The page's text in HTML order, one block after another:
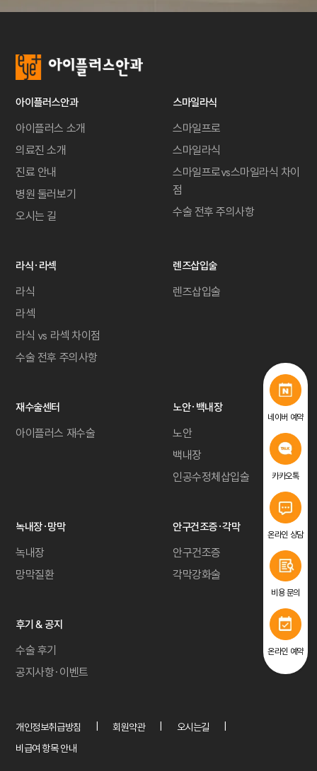
네이버 예약
카카오톡
온라인 상담
비용 문의
온라인 예약
아이플러스안과
아이플러스 소개
의료진 소개
진료 안내
병원 둘러보기
오시는 길
스마일라식
스마일프로
스마일라식
스마일프로vs스마일라식 차이
점
수술 전후 주의사항
라식·라섹
라식
라섹
라식 vs 라섹 차이점
수술 전후 주의사항
렌즈삽입술
렌즈삽입술
재수술센터
아이플러스 재수술
노안·백내장
노안
백내장
인공수정체삽입술
녹내장·망막
녹내장
망막질환
안구건조증·각막
안구건조증
각막강화술
후기 & 공지
수술 후기
공지사항·이벤트
개인정보취급방침 회원약관
오시는길
비급여 항목 안내